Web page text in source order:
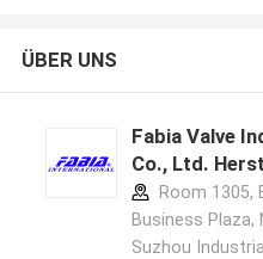
ÜBER UNS
Fabia Valve
Co., Ltd.
Room 1305,
Business Plaza,
Suzhou